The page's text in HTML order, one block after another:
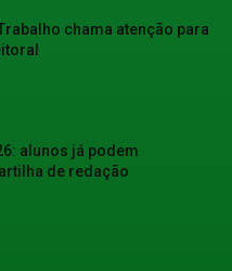
chama atenção para
alunos já podem
de redação